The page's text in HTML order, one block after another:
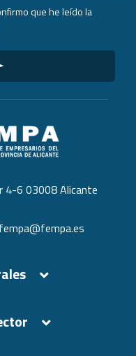
que he leído la
4-6 03008 Alicante
fempa@fempa.es